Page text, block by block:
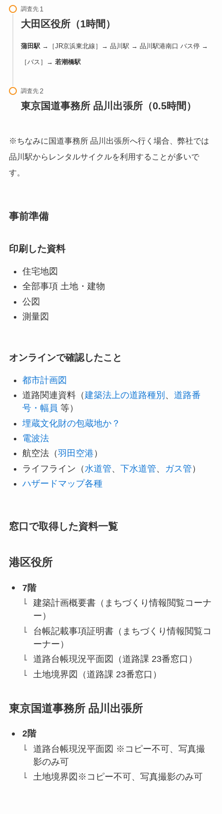
調査先
大田区役所（1時間）
蒲田駅→［JR京浜東北線］→ 品川駅 → 品川駅港南口 バス停 →
［バス］→ 若潮橋駅
調査先
東京国道事務所 品川出張所（0.5時間）
※ちなみに国道事務所 品川出張所へ行く場合、弊社では
品川駅からレンタルサイクルを利用することが多いで
す。
事前準備
印刷した資料
住宅地図
全部事項 土地・建物
公図
測量図
オンラインで確認したこと
都市計画図
道路関連資料（建築法上の道路種別 、 道路番
号・幅員 等）
埋蔵文化財の包蔵地か？
電波法
航空法（羽田空港 ）
ライフライン（ 水道管、 下水道管、 ガス管 ）
ハザードマップ各種
窓口で取得した資料一覧
港区役所
7階
建築計画概要書（まちづくり情報閲覧コーナ
ー）
台帳記載事項証明書（まちづくり情報閲覧コ
ーナー）
道路台帳現況平面図（道路課 23番窓口）
土地境界図（道路課 23番窓口）
東京国道事務所 品川出張所
2階
道路台帳現況平面図 ※コピー不可、写真撮
影のみ可
土地境界図※コピー不可、写真撮影のみ可